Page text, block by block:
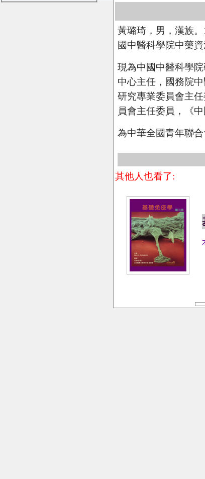
黃璐琦，男，漢族
國中醫科學院中藥資
現為中國中醫科學
中心主任，國務院
研究專業委員會主
員會主任委員，《
為中華全國青年聯
其他人也看了: